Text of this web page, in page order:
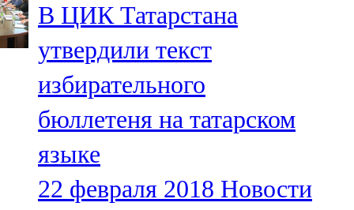
102,1 FM
Мамадыш
106,2 FM
Минзәлә
107,3 FM
Мөслим
В ЦИК Татарстана
утвердили текст
избирательного
бюллетеня на татарском
языке
22 февраля 2018 Новости